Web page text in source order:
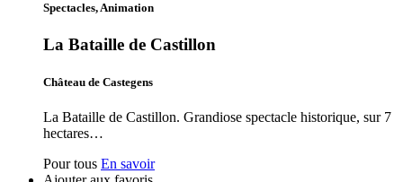
Spectacles, Animation
La Bataille de Castillon
Château de Castegens
La Bataille de Castillon. Grandiose spectacle historique, sur 7
hectares…
Pour tous En savoir